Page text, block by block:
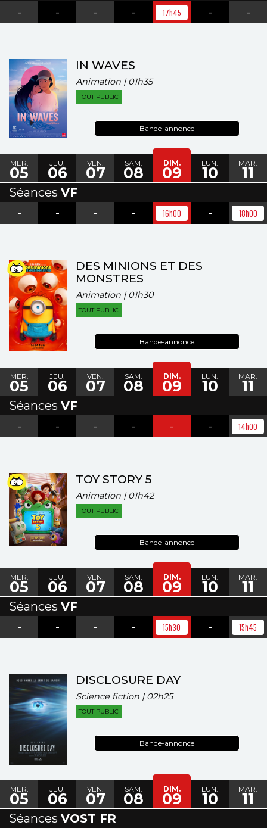
-
- - - 17h45 - -
IN WAVES
Animation | 01h35
TOUT PUBLIC
Bande-annonce
MER.
05
JEU.
06
VEN.
07
SAM.
08
DIM.
09
LUN.
10
MAR.
11
Séances VF
-
- - - 16h00 - 18h00
DES MINIONS ET DES
MONSTRES
Animation | 01h30
TOUT PUBLIC
Bande-annonce
MER.
05
JEU.
06
VEN.
07
SAM.
08
DIM.
09
LUN.
10
MAR.
11
Séances VF
-
- - - - - 14h00
TOY STORY 5
Animation | 01h42
TOUT PUBLIC
Bande-annonce
MER.
05
JEU.
06
VEN.
07
SAM.
08
DIM.
09
LUN.
10
MAR.
11
Séances VF
-
- - - 15h30 - 15h45
DISCLOSURE DAY
Science fiction | 02h25
TOUT PUBLIC
Bande-annonce
MER.
05
JEU.
06
VEN.
07
SAM.
08
DIM.
09
LUN.
10
MAR.
11
Séances VOST FR